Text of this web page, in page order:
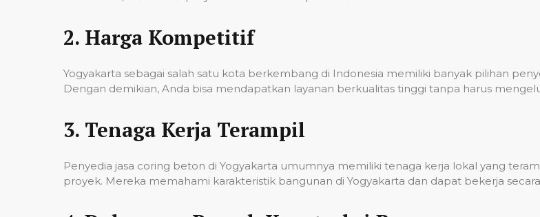
2. Harga Kompetitif
Yogyakarta sebagai salah satu kota berkembang di Indonesia memiliki banyak pilihan
Dengan demikian, Anda bisa mendapatkan layanan berkualitas tinggi tanpa harus
3. Tenaga Kerja Terampil
Penyedia jasa coring beton di Yogyakarta umumnya memiliki tenaga kerja lokal yang
proyek. Mereka memahami karakteristik bangunan di Yogyakarta dan dapat bekerja